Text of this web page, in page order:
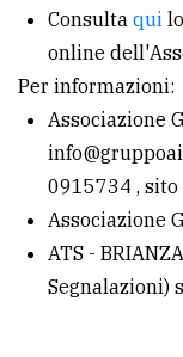
Consulta qui
online
Per informazioni:
Associazione
0915734 , sito
Associazione
ATS -
Segnalazioni)